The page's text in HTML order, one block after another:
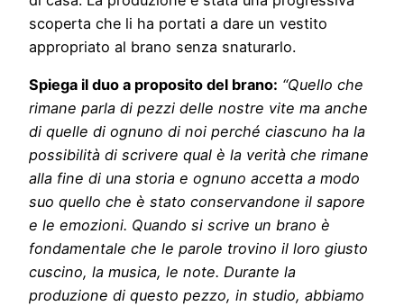
scoperta che li ha portati a dare un vestito
appropriato al brano senza snaturarlo.
Spiega il duo a proposito del brano: “Quello che
rimane parla di pezzi delle nostre vite ma anche
di quelle di ognuno di noi perché ciascuno ha la
possibilità di scrivere qual è la verità che rimane
alla fine di una storia e ognuno accetta a modo
suo quello che è stato conservandone il sapore
e le emozioni. Quando si scrive un brano è
fondamentale che le parole trovino il loro giusto
cuscino, la musica, le note. Durante la
produzione di questo pezzo, in studio, abbiamo